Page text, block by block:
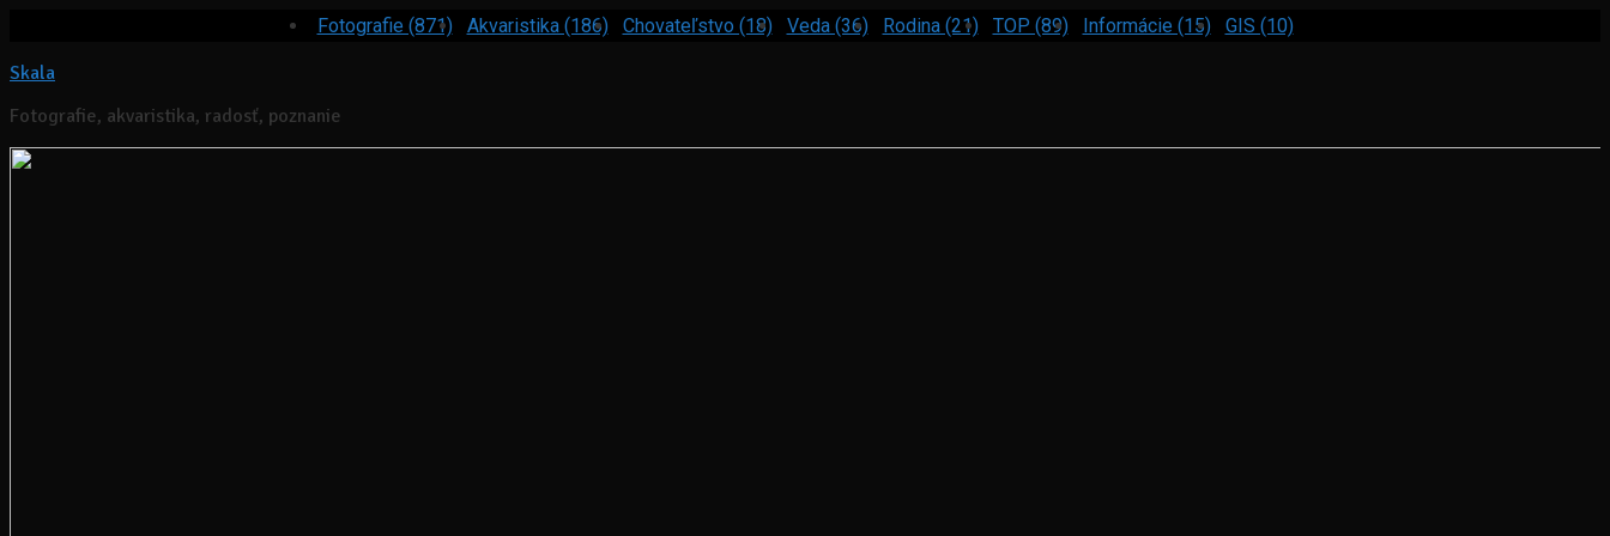
Fotografie (871) Akvaristika (186) Chovateľstvo (18) Veda (36) Rodina (21) TOP (89) Informácie (15) GIS (10)
Skala
Fotografie, akvaristika, radosť, poznanie